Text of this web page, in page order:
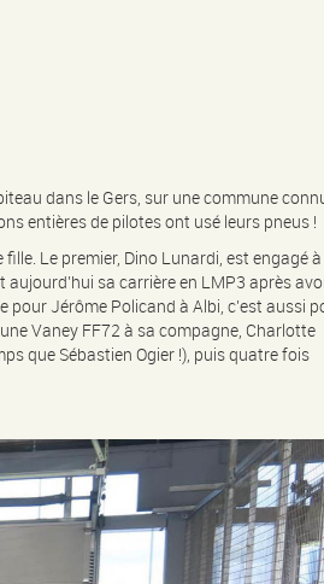
dans le Gers, sur une commune
entières de pilotes ont usé leurs pneus !
Le premier, Dino Lunardi, est engagé à
sa carrière en LMP3 après
Jérôme Policand à Albi, c’est aussi
Vaney FF72 à sa compagne, Charlotte
que Sébastien Ogier !), puis quatre fois